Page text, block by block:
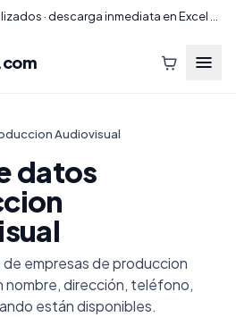
Audiovisual
datos
empresas de produccion
nombre, dirección, teléfono,
están disponibles.